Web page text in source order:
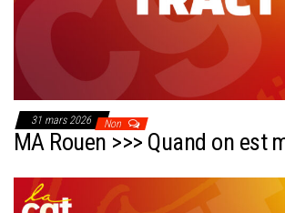
31 mars 2026 Non
MA Rouen >>> Quand on est